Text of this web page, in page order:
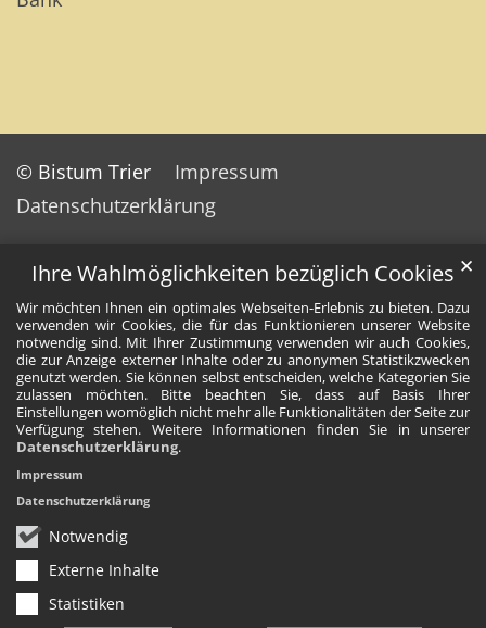
Ihre Wahlmöglichkeiten bezüglich Cookies
Wir möchten Ihnen ein optimales Webseiten-Erlebnis zu bieten. Dazu
verwenden wir Cookies, die für das Funktionieren unserer Website
notwendig sind. Mit Ihrer Zustimmung verwenden wir auch Cookies,
die zur Anzeige externer Inhalte oder zu anonymen Statistikzwecken
genutzt werden. Sie können selbst entscheiden, welche Kategorien Sie
zulassen möchten. Bitte beachten Sie, dass auf Basis Ihrer
Einstellungen womöglich nicht mehr alle Funktionalitäten der Seite zur
Verfügung stehen. Weitere Informationen finden Sie in unserer
Datenschutzerklärung.
Notwendig
Externe Inhalte
Statistiken
✕
Impressum
Datenschutzerklärung
© Bistum Trier
Impressum
Datenschutzerklärung